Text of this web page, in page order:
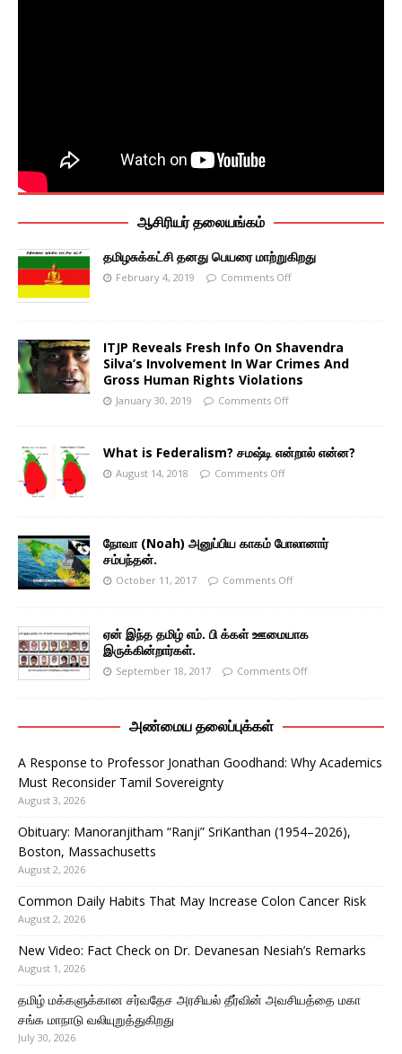
ஆசிரியர் தலையங்கம்
தமிழசுக்கட்சி தனது பெயரை மாற்றுகிறது
February 4, 2019 Comments Off
ITJP Reveals Fresh Info On Shavendra
Silva’s Involvement In War Crimes And
Gross Human Rights Violations
January 30, 2019 Comments Off
What is Federalism? சமஷ்டி என்றால் என்ன?
August 14, 2018 Comments Off
நோவா (Noah) அனுப்பிய காகம் போலானார்
சம்பந்தன்.
October 11, 2017 Comments Off
ஏன் இந்த தமிழ் எம். பி க்கள் ஊமையாக
இருக்கின்றார்கள்.
September 18, 2017 Comments Off
அண்மைய தலைப்புக்கள்
A Response to Professor Jonathan Goodhand: Why Academics
Must Reconsider Tamil Sovereignty
August 3, 2026
Obituary: Manoranjitham “Ranji” SriKanthan (1954–2026),
Boston, Massachusetts
August 2, 2026
Common Daily Habits That May Increase Colon Cancer Risk
August 2, 2026
New Video: Fact Check on Dr. Devanesan Nesiah’s Remarks
August 1, 2026
தமிழ் மக்களுக்கான சர்வதேச அரசியல் தீர்வின் அவசியத்தை மகா
சங்க மாநாடு வலியுறுத்துகிறது
July 30, 2026